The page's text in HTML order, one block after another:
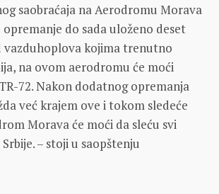
saobraćaja na Aerodromu Morava
do sada uloženo deset
vazduhoplova kojima trenutno
na ovom aerodromu će moći
72. Nakon dodatnog opremanja
već krajem ove i tokom sledeće
Morava će moći da sleću svi
– stoji u saopštenju